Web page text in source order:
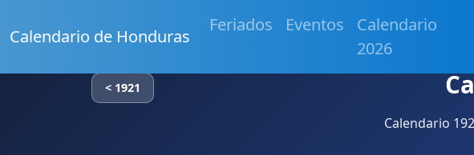
Calendario de Honduras
Feriados Eventos
Calendario
2026
< 1921
Calendario